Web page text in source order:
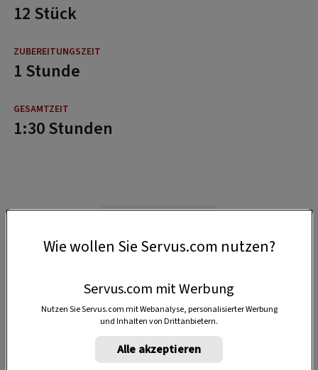
12 Stück
1 Stunde
1:30 Stunden
Wie wollen Sie Servus.com nutzen?
Servus.com mit Werbung
Nutzen Sie Servus.com mit Webanalyse, personalisierter Werbung
und Inhalten von Drittanbietern.
Alle akzeptieren